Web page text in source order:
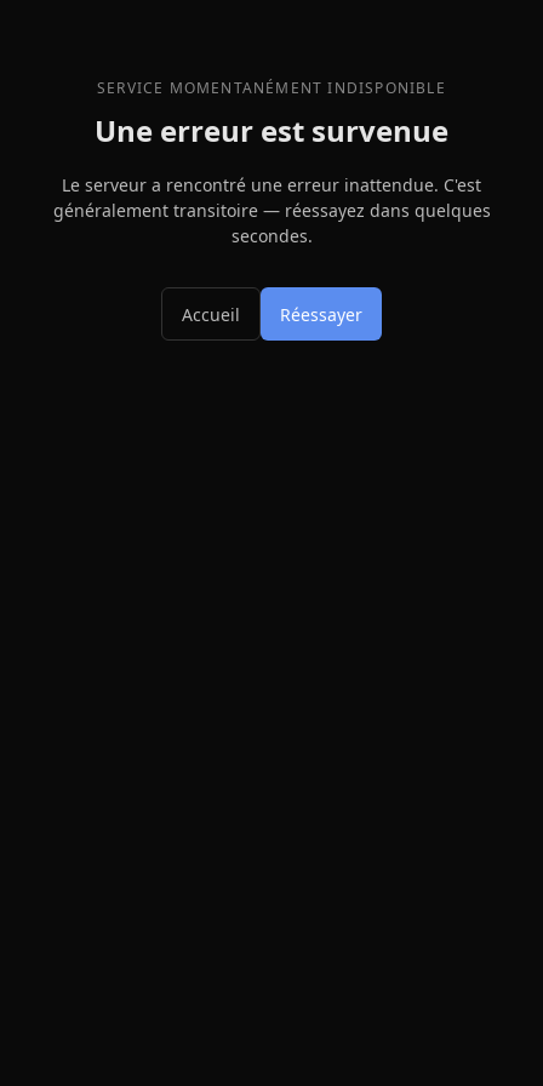
SERVICE MOMENTANÉMENT INDISPONIBLE
Une erreur est survenue
Le serveur a rencontré une erreur inattendue. C'est
généralement transitoire — réessayez dans quelques
secondes.
Accueil Réessayer